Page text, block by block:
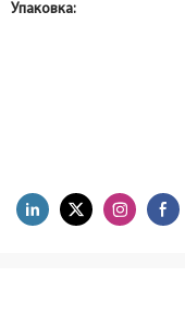
Упаковка: